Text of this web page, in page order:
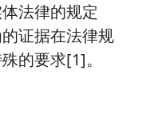
法律的规定
证据在法律规
的要求[1]。